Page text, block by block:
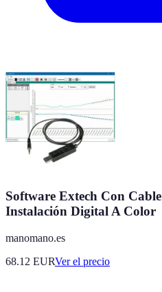
Software Extech Con
Instalación Digital A Color
manomano.es
68.12 EURVer el precio